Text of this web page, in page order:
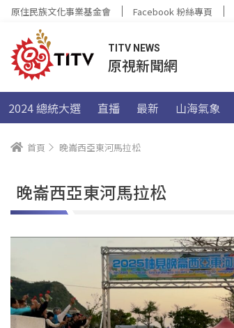
原住民族文化事業基金會 Facebook 粉絲專頁
TITV NEWS
原視新聞網
2024 總統大選 直播 最新 山海氣象
首頁 晚崙西亞東河馬拉松
晚崙西亞東河馬拉松